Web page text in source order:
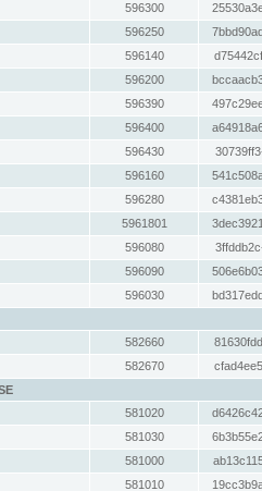
596300
596250
596140
596200
596390
596400
596430
596160
596280
5961801
596080
596090
596030
582660
582670
581020
581030
581000
581010